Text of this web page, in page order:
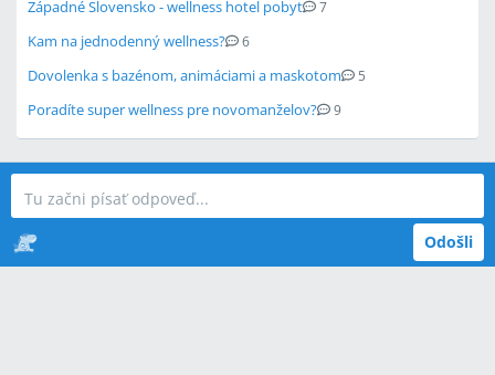
Západné Slovensko - wellness hotel pobyt 7
Kam na jednodenný wellness? 6
Dovolenka s bazénom, animáciami a maskotom 5
Poradíte super wellness pre novomanželov? 9
Odošli